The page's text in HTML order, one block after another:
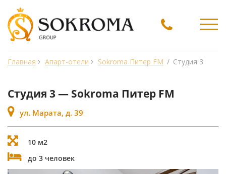
Главная Апарт-отели Sokroma Питер FM / Студия 3
Студия 3 — Sokroma Питер FM
ул. Марата, д. 39
10 м2
до 3 человек